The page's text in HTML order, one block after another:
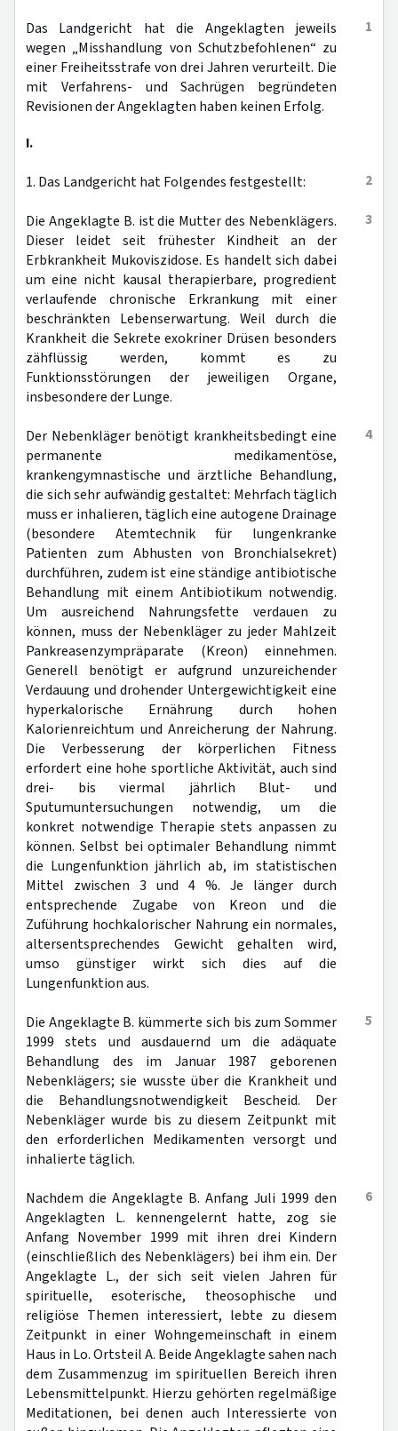
1
Das Landgericht hat die Angeklagten jeweils
wegen „Misshandlung von Schutzbefohlenen“ zu
einer Freiheitsstrafe von drei Jahren verurteilt. Die
mit Verfahrens- und Sachrügen begründeten
Revisionen der Angeklagten haben keinen Erfolg.
I.
2
1. Das Landgericht hat Folgendes festgestellt:
3
Die Angeklagte B. ist die Mutter des Nebenklägers.
Dieser leidet seit frühester Kindheit an der
Erbkrankheit Mukoviszidose. Es handelt sich dabei
um eine nicht kausal therapierbare, progredient
verlaufende chronische Erkrankung mit einer
beschränkten Lebenserwartung. Weil durch die
Krankheit die Sekrete exokriner Drüsen besonders
zähflüssig werden, kommt es zu
Funktionsstörungen der jeweiligen Organe,
insbesondere der Lunge.
4
Der Nebenkläger benötigt krankheitsbedingt eine
permanente medikamentöse,
krankengymnastische und ärztliche Behandlung,
die sich sehr aufwändig gestaltet: Mehrfach täglich
muss er inhalieren, täglich eine autogene Drainage
(besondere Atemtechnik für lungenkranke
Patienten zum Abhusten von Bronchialsekret)
durchführen, zudem ist eine ständige antibiotische
Behandlung mit einem Antibiotikum notwendig.
Um ausreichend Nahrungsfette verdauen zu
können, muss der Nebenkläger zu jeder Mahlzeit
Pankreasenzympräparate (Kreon) einnehmen.
Generell benötigt er aufgrund unzureichender
Verdauung und drohender Untergewichtigkeit eine
hyperkalorische Ernährung durch hohen
Kalorienreichtum und Anreicherung der Nahrung.
Die Verbesserung der körperlichen Fitness
erfordert eine hohe sportliche Aktivität, auch sind
drei- bis viermal jährlich Blut- und
Sputumuntersuchungen notwendig, um die
konkret notwendige Therapie stets anpassen zu
können. Selbst bei optimaler Behandlung nimmt
die Lungenfunktion jährlich ab, im statistischen
Mittel zwischen 3 und 4 %. Je länger durch
entsprechende Zugabe von Kreon und die
Zuführung hochkalorischer Nahrung ein normales,
altersentsprechendes Gewicht gehalten wird,
umso günstiger wirkt sich dies auf die
Lungenfunktion aus.
5
Die Angeklagte B. kümmerte sich bis zum Sommer
1999 stets und ausdauernd um die adäquate
Behandlung des im Januar 1987 geborenen
Nebenklägers; sie wusste über die Krankheit und
die Behandlungsnotwendigkeit Bescheid. Der
Nebenkläger wurde bis zu diesem Zeitpunkt mit
den erforderlichen Medikamenten versorgt und
inhalierte täglich.
6
Nachdem die Angeklagte B. Anfang Juli 1999 den
Angeklagten L. kennengelernt hatte, zog sie
Anfang November 1999 mit ihren drei Kindern
(einschließlich des Nebenklägers) bei ihm ein. Der
Angeklagte L., der sich seit vielen Jahren für
spirituelle, esoterische, theosophische und
religiöse Themen interessiert, lebte zu diesem
Zeitpunkt in einer Wohngemeinschaft in einem
Haus in Lo. Ortsteil A. Beide Angeklagte sahen nach
dem Zusammenzug im spirituellen Bereich ihren
Lebensmittelpunkt. Hierzu gehörten regelmäßige
Meditationen, bei denen auch Interessierte von